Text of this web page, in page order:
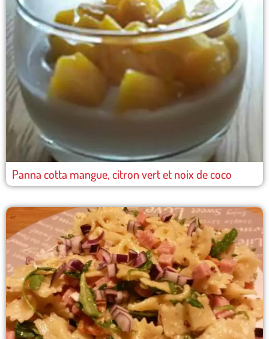
Panna cotta mangue, citron vert et noix de coco